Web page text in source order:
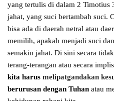
yang tertulis di dalam 2 Timotius
jahat, yang suci bertambah suci.
bisa ada di daerah netral atau
memilih, apakah menjadi suci
semakin jahat. Di sini secara
terang-terangan atau secara
kita harus melipatgandakan
berurusan dengan Tuhan atau